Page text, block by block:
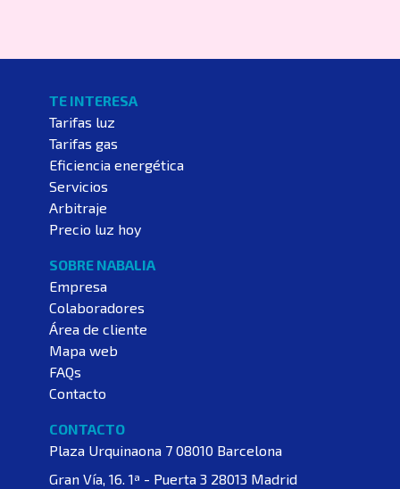
CONTACTO
Plaza Urquinaona 7 08010 Barcelona
Gran Vía, 16. 1ª - Puerta 3 28013 Madrid
TE INTERESA
Tarifas luz
Tarifas gas
Eficiencia energética
Servicios
Arbitraje
Precio luz hoy
SOBRE NABALIA
Empresa
Colaboradores
Área de cliente
Mapa web
FAQs
Contacto